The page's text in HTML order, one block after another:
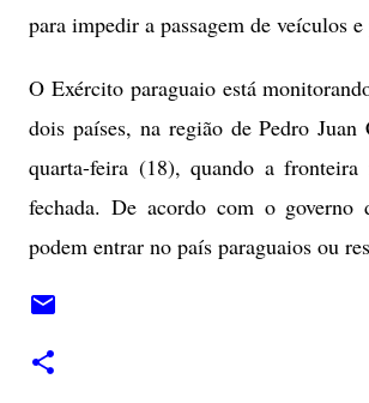
para impedir a passagem de veículos e
O Exército paraguaio está
dois países, na região de Pedro Juan
quarta-feira (18), quando a
fechada. De acordo com o governo
podem entrar no país paraguaios ou